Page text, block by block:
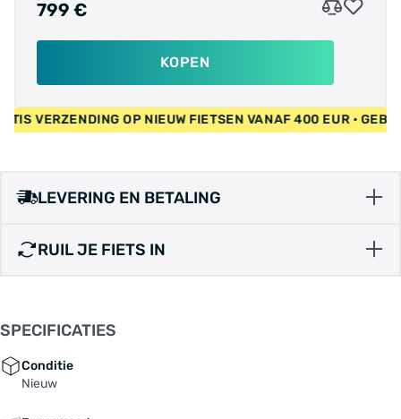
799 €
KOPEN
VERZENDING OP NIEUW FIETSEN VANAF 400 EUR •
LEVERING EN BETALING
RUIL JE FIETS IN
SPECIFICATIES
Conditie
Nieuw